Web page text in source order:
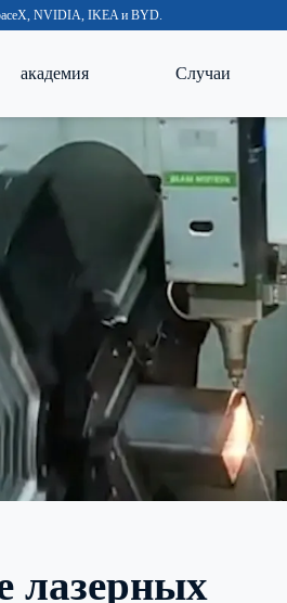
NVIDIA, IKEA и BYD.
академия Случаи
лазерных